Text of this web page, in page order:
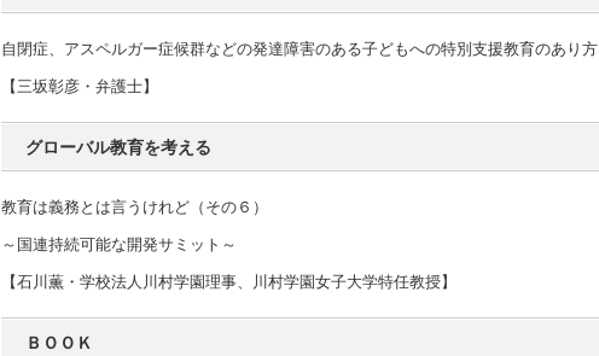
自閉症、アスペルガー症候群などの発達障害のある子どもへの特別支援教育のあり方
【三坂彰彦・弁護士】
グローバル教育を考える
教育は義務とは言うけれど（その６）
～国連持続可能な開発サミット～
【石川薫・学校法人川村学園理事、川村学園女子大学特任教授】
ＢＯＯＫ